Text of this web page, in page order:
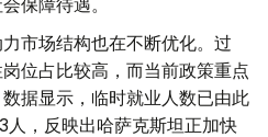
市场结构也在不断优化。过
位占比较高，而当前政策重点
据显示，临时就业人数已由此
，反映出哈萨克斯坦正加快